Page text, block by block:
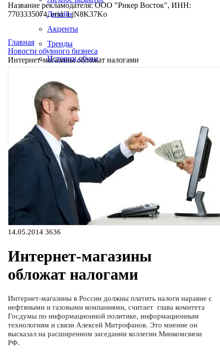
Дизайн
Акценты
Тренды
Истории обуви
Название рекламодателя: ООО "Рикер Восток", ИНН:
7703335074, erid: LjN8K37Ko
Главная
Новости обувного бизнеса
Интернет-магазины обложат налогами
14.05.2014 3636
Интернет-магазины
обложат налогами
Интернет-магазины в России должны платить налоги наравне с
нефтяными и газовыми компаниями, считает глава комитета
Госдумы по информационной политике, информационным
технологиям и связи Алексей Митрофанов. Это мнение он
высказал на расширенном заседании коллегии Минкомсвязи
РФ.